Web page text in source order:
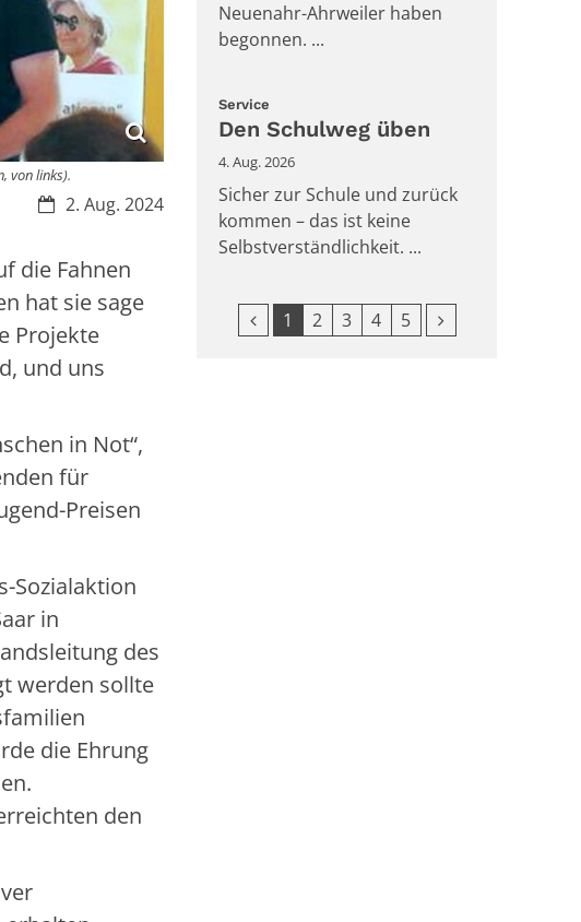
von links).
Datum:
2. Aug. 2024
die Fahnen
hat sie sage
Projekte
und uns
in Not“,
für
Preisen
Sozialaktion
in
des
werden sollte
die Ehrung
den
Neuenahr-Ahrweiler haben
begonnen. ...
Service
Den Schulweg üben
4. Aug. 2026
Sicher zur Schule und zurück
kommen – das ist keine
Selbstverständlichkeit. ...
Vorherige Seite
1 2 3 4 5 Nächste Seite